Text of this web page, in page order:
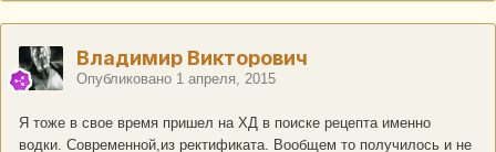
Владимир Викторович
Опубликовано 1 апреля, 2015
Я тоже в свое время пришел на ХД в поиске рецепта именно
водки. Современной,из ректификата. Вообщем то получилось и не